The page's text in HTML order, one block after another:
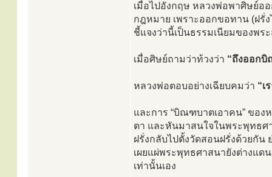
เมื่อไปอังกฤษ หลวงพ่อพาศิษย์อ
กฎหมาย เพราะออกขอทาน (ฝ
ชี้แจงว่านี้เป็นธรรมเนียมของพร
เมื่อศิษย์ถามว่าท้วงว่า “ถึงออก
หลวงพ่อตอบอย่างเฉียบคมว่า “เ
และการ “บิณฑบาตเอาคน” ขอ
ตา และหันมาสนใจในพระพุทธศ
ฝรั่งกลับไปตั้งวัดสอนฝรั่งด้วยกัน
เผยแผ่พระพุทธศาสนายังต่างแ
เท่านั้นเอง